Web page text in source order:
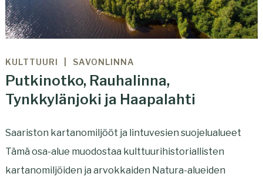
KULTTUURI SAVONLINNA
Putkinotko, Rauhalinna,
Tynkkylänjoki ja Haapalahti
Saariston kartanomiljööt ja lintuvesien suojelualueet
Tämä osa-alue muodostaa kulttuurihistoriallisten
kartanomiljöiden ja arvokkaiden Natura-alueiden